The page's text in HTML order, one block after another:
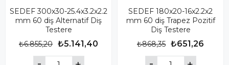
SEDEF 300x30-25.4x3.2x2.2
mm 60 diş Alternatif Diş
Testere
₺5.141,40
₺6.855,20
SEDEF 180x20-16x2.2x2
mm 60 diş Trapez Pozitif
Diş Testere
₺651,26
₺868,35